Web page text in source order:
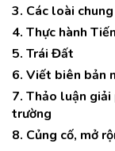
3. Các loài
4. Thực hành
5. Trái Đất
6. Viết biên bản
7. Thảo luận giải
trường
8. Củng cố, mở